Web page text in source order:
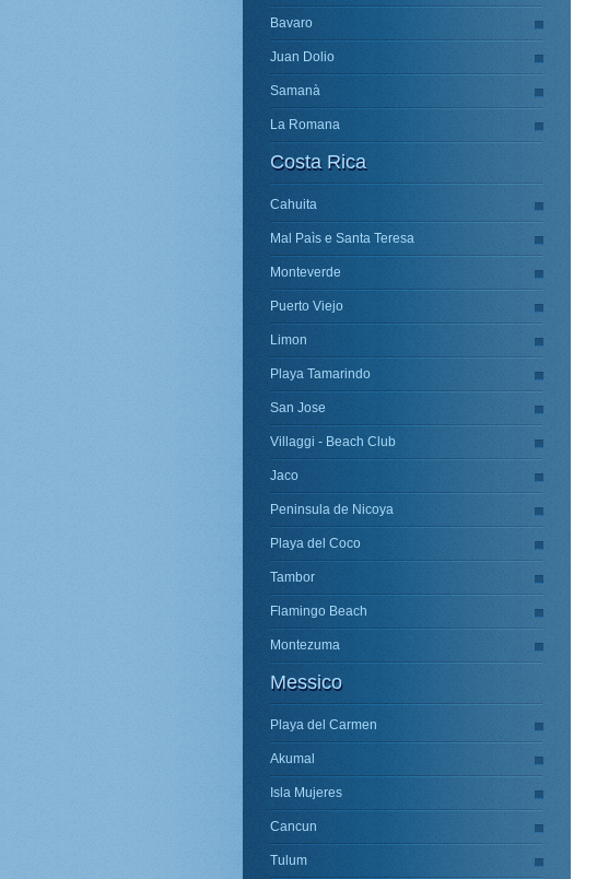
Bavaro
Juan Dolio
Samanà
La Romana
Costa Rica
Cahuita
Mal Paìs e Santa Teresa
Monteverde
Puerto Viejo
Limon
Playa Tamarindo
San Jose
Villaggi - Beach Club
Jaco
Peninsula de Nicoya
Playa del Coco
Tambor
Flamingo Beach
Montezuma
Messico
Playa del Carmen
Akumal
Isla Mujeres
Cancun
Tulum